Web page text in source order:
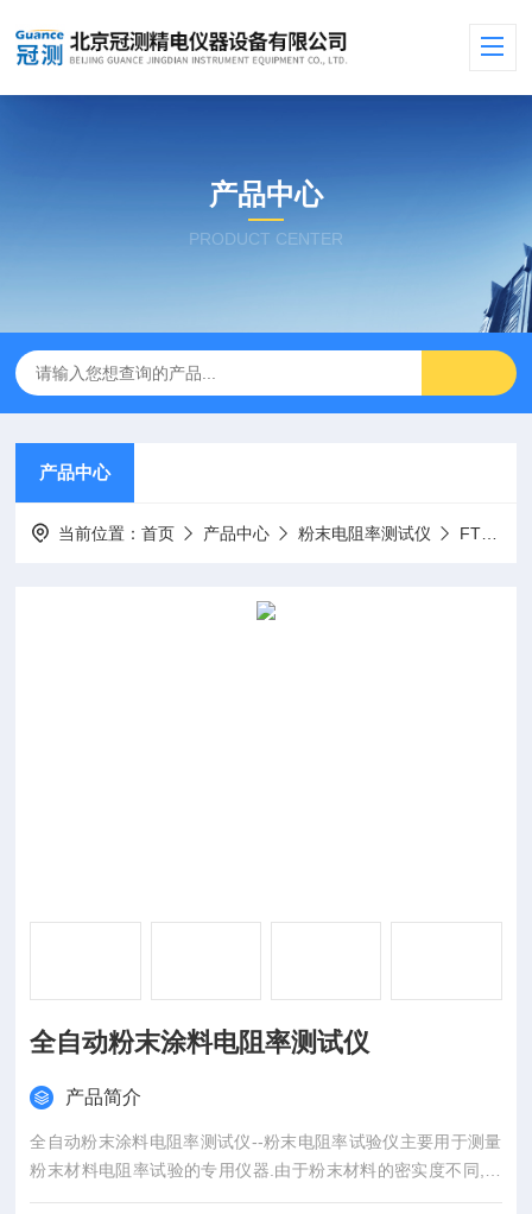
产品中心
PRODUCT CENTER
产品中心
当前位置：首页 产品中心 粉末电阻率测试仪 FTDZ-I-粉末电阻率测试仪
全自动粉末涂料电阻率测试仪
产品简介
全自动粉末涂料电阻率测试仪--粉末电阻率试验仪主要用于测量
粉末材料电阻率试验的专用仪器.由于粉末材料的密实度不同,在
松装和振实密度条件下,所测试得到的数据是不同的,所以测试粉